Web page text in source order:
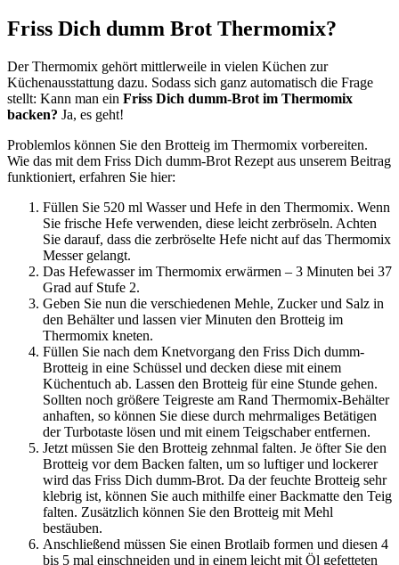
Friss Dich dumm Brot Thermomix?
Der Thermomix gehört mittlerweile in vielen Küchen zur
Küchenausstattung dazu. Sodass sich ganz automatisch die Frage
stellt: Kann man ein Friss Dich dumm-Brot im Thermomix
backen? Ja, es geht!
Problemlos können Sie den Brotteig im Thermomix vorbereiten.
Wie das mit dem Friss Dich dumm-Brot Rezept aus unserem Beitrag
funktioniert, erfahren Sie hier:
Füllen Sie 520 ml Wasser und Hefe in den Thermomix. Wenn
Sie frische Hefe verwenden, diese leicht zerbröseln. Achten
Sie darauf, dass die zerbröselte Hefe nicht auf das Thermomix
Messer gelangt.
Das Hefewasser im Thermomix erwärmen – 3 Minuten bei 37
Grad auf Stufe 2.
Geben Sie nun die verschiedenen Mehle, Zucker und Salz in
den Behälter und lassen vier Minuten den Brotteig im
Thermomix kneten.
Füllen Sie nach dem Knetvorgang den Friss Dich dumm-
Brotteig in eine Schüssel und decken diese mit einem
Küchentuch ab. Lassen den Brotteig für eine Stunde gehen.
Sollten noch größere Teigreste am Rand Thermomix-Behälter
anhaften, so können Sie diese durch mehrmaliges Betätigen
der Turbotaste lösen und mit einem Teigschaber entfernen.
Jetzt müssen Sie den Brotteig zehnmal falten. Je öfter Sie den
Brotteig vor dem Backen falten, um so luftiger und lockerer
wird das Friss Dich dumm-Brot. Da der feuchte Brotteig sehr
klebrig ist, können Sie auch mithilfe einer Backmatte den Teig
falten. Zusätzlich können Sie den Brotteig mit Mehl
bestäuben.
Anschließend müssen Sie einen Brotlaib formen und diesen 4
bis 5 mal einschneiden und in einem leicht mit Öl gefetteten